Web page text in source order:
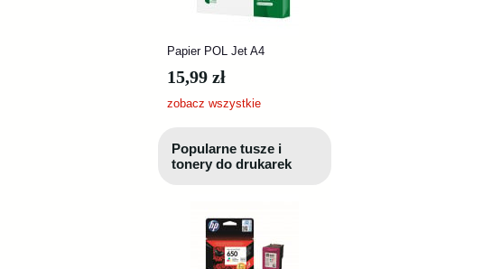
Papier POL Jet A4
15,99 zł
zobacz wszystkie
Popularne tusze i
tonery do drukarek